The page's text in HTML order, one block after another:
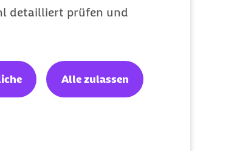
detailliert prüfen und
Alle zulassen